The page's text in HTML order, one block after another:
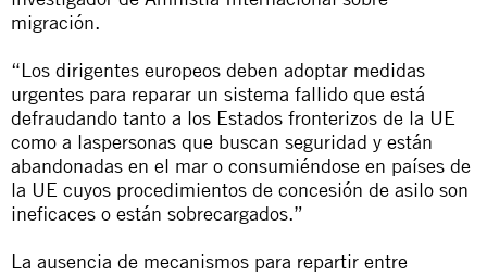
migración.
“Los dirigentes europeos deben adoptar medidas
urgentes para reparar un sistema fallido que está
defraudando tanto a los Estados fronterizos de la UE
como a laspersonas que buscan seguridad y están
abandonadas en el mar o consumiéndose en países de
la UE cuyos procedimientos de concesión de asilo son
ineficaces o están sobrecargados.”
La ausencia de mecanismos para repartir entre